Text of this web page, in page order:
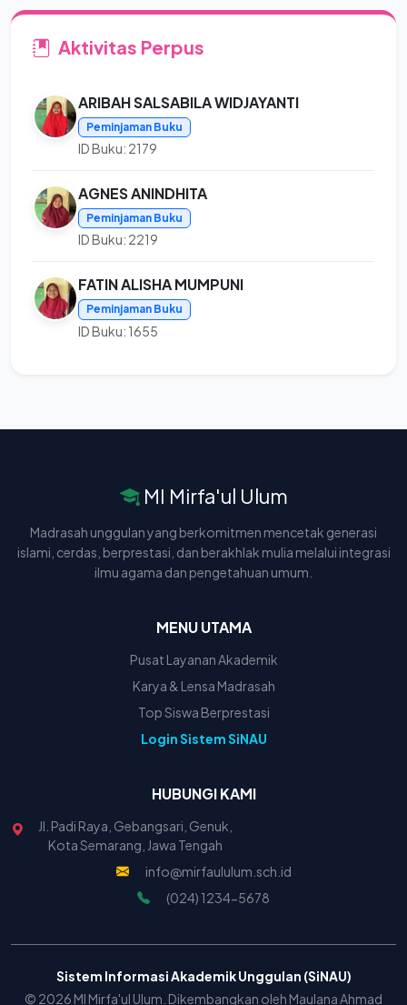
Aktivitas Perpus
ARIBAH SALSABILA WIDJAYANTI
Peminjaman Buku
ID Buku: 2179
AGNES ANINDHITA
Peminjaman Buku
ID Buku: 2219
FATIN ALISHA MUMPUNI
Peminjaman Buku
ID Buku: 1655
MI Mirfa'ul Ulum
Madrasah unggulan yang berkomitmen mencetak generasi
islami, cerdas, berprestasi, dan berakhlak mulia melalui integrasi
ilmu agama dan pengetahuan umum.
MENU UTAMA
Pusat Layanan Akademik
Karya & Lensa Madrasah
Top Siswa Berprestasi
Login Sistem SiNAU
HUBUNGI KAMI
Jl. Padi Raya, Gebangsari, Genuk,
Kota Semarang, Jawa Tengah
info@mirfaululum.sch.id
(024) 1234-5678
Sistem Informasi Akademik Unggulan (SiNAU)
© 2026 MI Mirfa'ul Ulum. Dikembangkan oleh Maulana Ahmad